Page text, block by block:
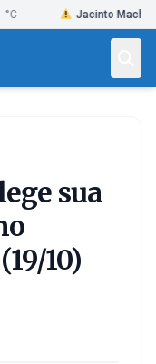
Jacinto Machado --°C
sua
10)